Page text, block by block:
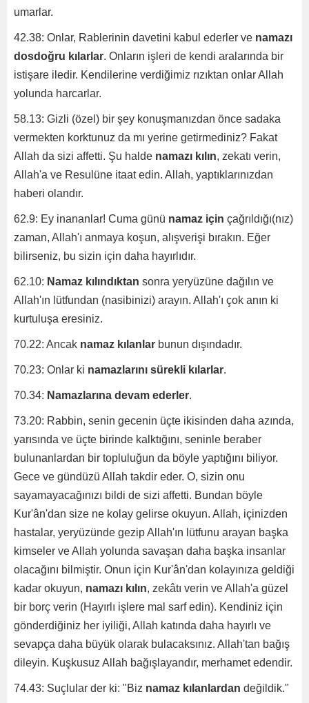
umarlar.
42.38: Onlar, Rablerinin davetini kabul ederler ve namazı
dosdoğru kılarlar. Onların işleri de kendi aralarında bir
istişare iledir. Kendilerine verdiğimiz rızıktan onlar Allah
yolunda harcarlar.
58.13: Gizli (özel) bir şey konuşmanızdan önce sadaka
vermekten korktunuz da mı yerine getirmediniz? Fakat
Allah da sizi affetti. Şu halde namazı kılın, zekatı verin,
Allah'a ve Resulüne itaat edin. Allah, yaptıklarınızdan
haberi olandır.
62.9: Ey inananlar! Cuma günü namaz için çağrıldığı(nız)
zaman, Allah'ı anmaya koşun, alışverişi bırakın. Eğer
bilirseniz, bu sizin için daha hayırlıdır.
62.10: Namaz kılındıktan sonra yeryüzüne dağılın ve
Allah'ın lütfundan (nasibinizi) arayın. Allah'ı çok anın ki
kurtuluşa eresiniz.
70.22: Ancak namaz kılanlar bunun dışındadır.
70.23: Onlar ki namazlarını sürekli kılarlar.
70.34: Namazlarına devam ederler.
73.20: Rabbin, senin gecenin üçte ikisinden daha azında,
yarısında ve üçte birinde kalktığını, seninle beraber
bulunanlardan bir topluluğun da böyle yaptığını biliyor.
Gece ve gündüzü Allah takdir eder. O, sizin onu
sayamayacağınızı bildi de sizi affetti. Bundan böyle
Kur'ân'dan size ne kolay gelirse okuyun. Allah, içinizden
hastalar, yeryüzünde gezip Allah'ın lütfunu arayan başka
kimseler ve Allah yolunda savaşan daha başka insanlar
olacağını bilmiştir. Onun için Kur'ân'dan kolayınıza geldiği
kadar okuyun, namazı kılın, zekâtı verin ve Allah'a güzel
bir borç verin (Hayırlı işlere mal sarf edin). Kendiniz için
gönderdiğiniz her iyiliği, Allah katında daha hayırlı ve
sevapça daha büyük olarak bulacaksınız. Allah'tan bağış
dileyin. Kuşkusuz Allah bağışlayandır, merhamet edendir.
74.43: Suçlular der ki: "Biz namaz kılanlardan değildik."